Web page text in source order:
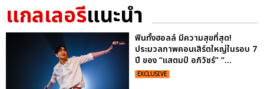
แกลเลอรีแนะนำ
ฟินทั้งฮอลล์ มีความสุขที่สุด!
ประมวลภาพคอนเสิร์ตใหญ่ในรอบ 7
ปี ของ “แสตมป์ อภิวัชร์” “...
EXCLUSIVE